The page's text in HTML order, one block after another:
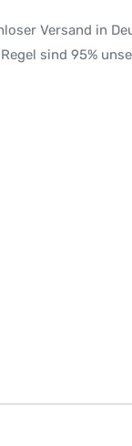
Versand in
sind 95%